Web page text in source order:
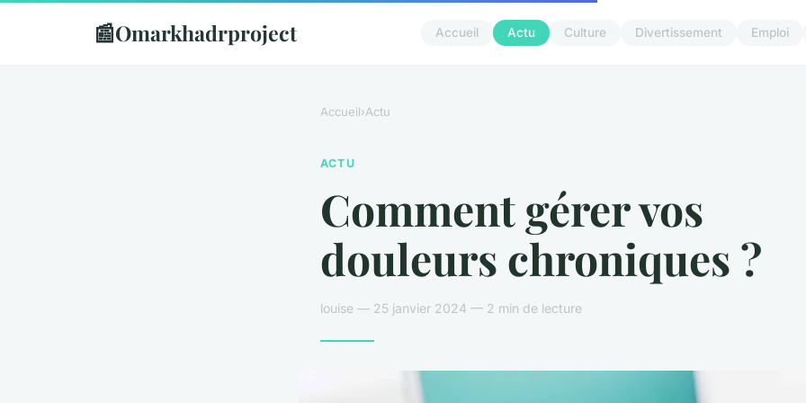
📰Omarkhadrproject Accueil Actu Culture Divertissement Emploi
Accueil›Actu
ACTU
Comment gérer vos
douleurs chroniques ?
louise — 25 janvier 2024 — 2 min de lecture